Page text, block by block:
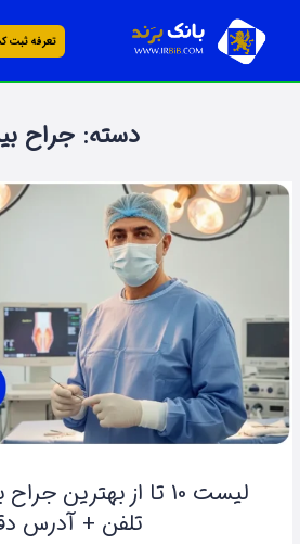
تعرفه ثبت
دسته: جراح
لیست 10 تا از بهترین
تلفن + آدرس